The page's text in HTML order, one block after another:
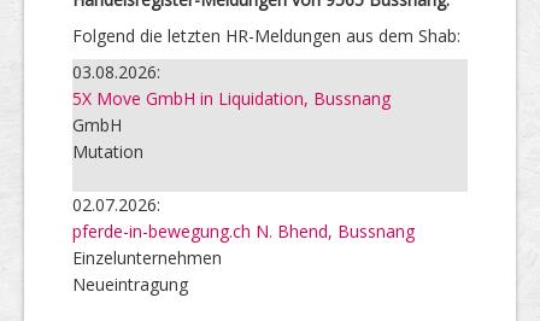
Folgend die letzten HR-Meldungen aus dem Shab:
03.08.2026:
5X Move GmbH in Liquidation, Bussnang
GmbH
Mutation
02.07.2026:
pferde-in-bewegung.ch N. Bhend, Bussnang
Einzelunternehmen
Neueintragung